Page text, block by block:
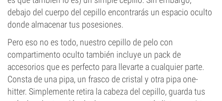
debajo del cuerpo del cepillo encontrarás un espacio oculto
donde almacenar tus posesiones.
Pero eso no es todo, nuestro cepillo de pelo con
compartimento oculto también incluye un pack de
accesorios que es perfecto para llevarte a cualquier parte.
Consta de una pipa, un frasco de cristal y otra pipa one-
hitter. Simplemente retira la cabeza del cepillo, guarda tus